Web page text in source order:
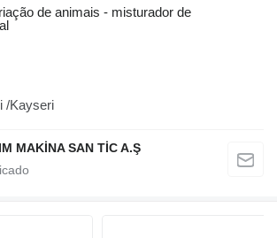
de animais - misturador de
/Kayseri
MAKİNA SAN TİC A.Ş